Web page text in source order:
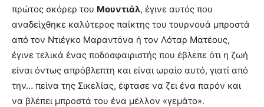
πρώτος σκόρερ του Μουντιάλ, έγινε αυτός που
αναδείχθηκε καλύτερος παίκτης του τουρνουά μπροστά
από τον Ντιέγκο Μαραντόνα ή τον Λόταρ Ματέους,
έγινε τελικά ένας ποδοσφαιριστής που έβλεπε ότι η ζωή
είναι όντως απρόβλεπτη και είναι ωραίο αυτό, γιατί από
την… πείνα της Σικελίας, έφτασε να ζει ένα παρόν και
να βλέπει μπροστά του ένα μέλλον «γεμάτο».